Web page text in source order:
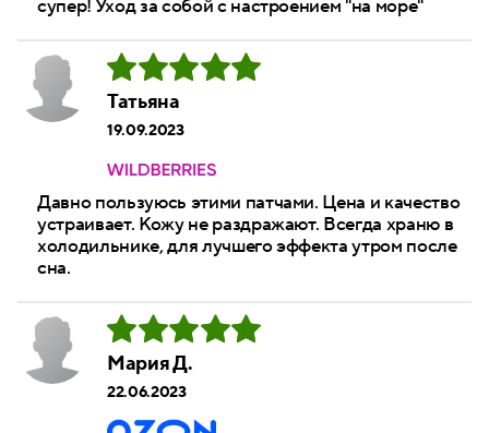
супер! Уход за собой с настроением "на море"
Татьяна
19.09.2023
Давно пользуюсь этими патчами. Цена и качество
устраивает. Кожу не раздражают. Всегда храню в
холодильнике, для лучшего эффекта утром после
сна.
Мария Д.
22.06.2023